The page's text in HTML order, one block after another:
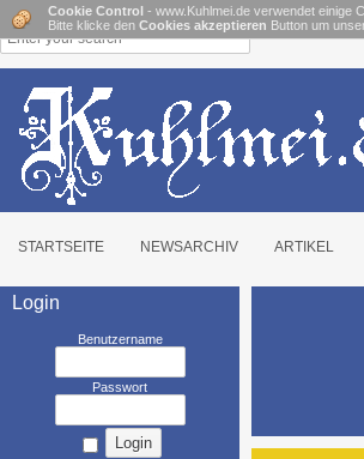
STARTSEITE NEWSARCHIV ARTIKEL
Login
Benutzername
Passwort
Cookie Control - www.Kuhlmei.de verwendet einige
Bitte klicke den Cookies akzeptieren Button um